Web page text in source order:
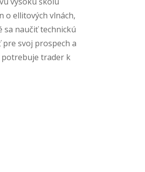
o ellitových vlnách,
sa naučiť technickú
svoj prospech a
potrebuje trader k